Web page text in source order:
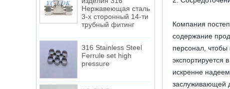
Нержавеющая сталь
3-х сторонный 14-ти
трубный фитинг
Ferrule set high
pressure
Компания
содержание
персонал, чтобы
искренне
заслуживающей